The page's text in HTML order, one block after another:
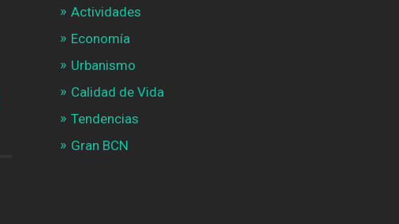
Actividades
Economía
Urbanismo
Calidad de Vida
Tendencias
Gran BCN